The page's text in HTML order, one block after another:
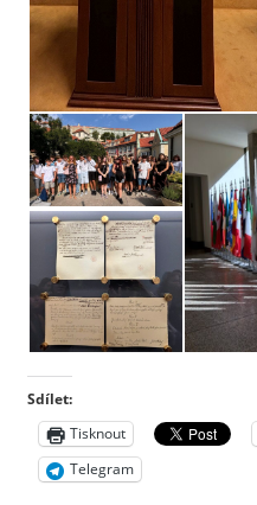
Sdílet:
Tisknout
Telegram